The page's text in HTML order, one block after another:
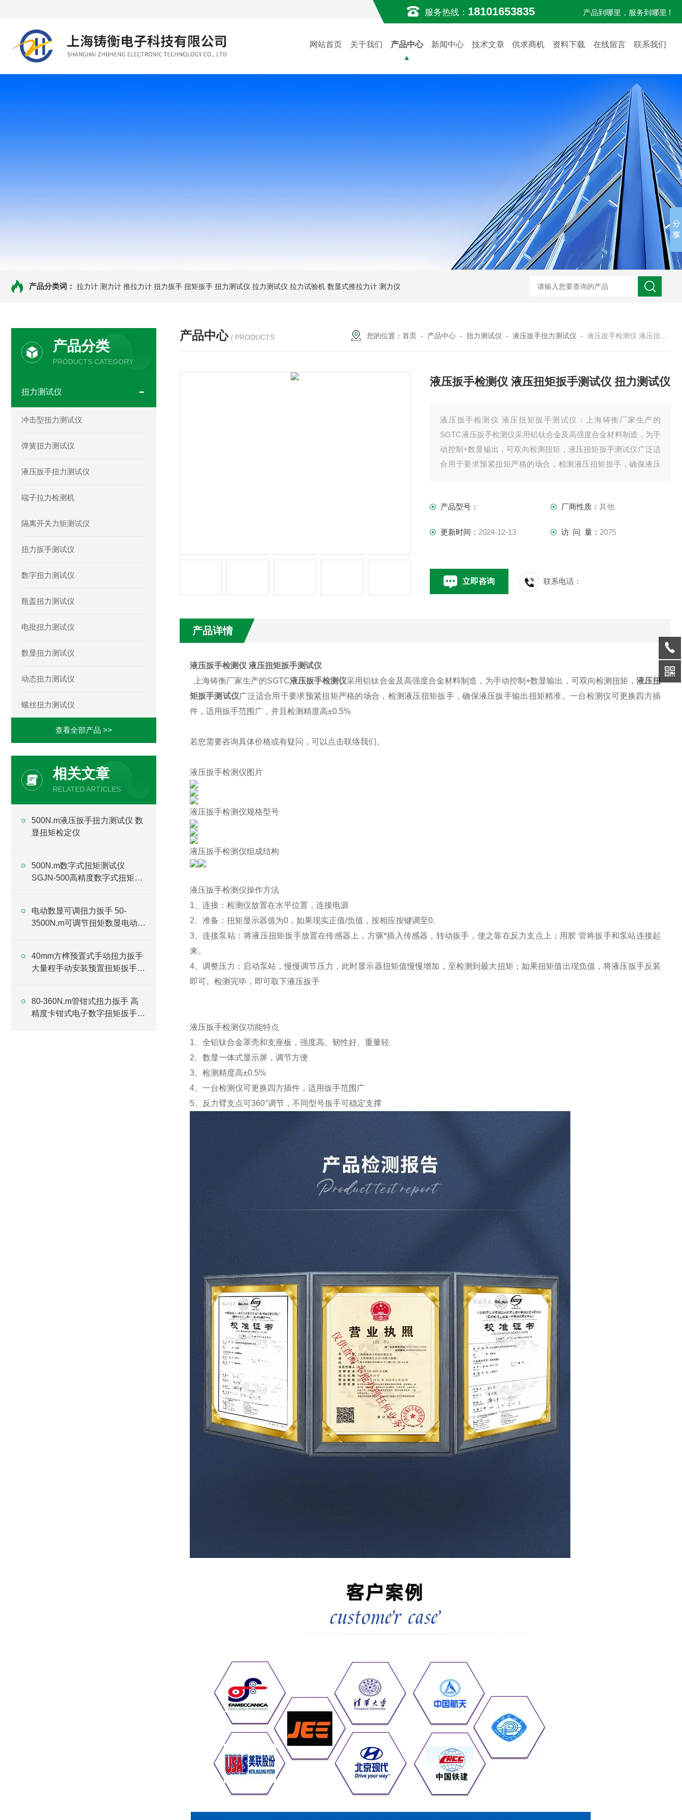
服务热线： 18101653835 产品到哪里，服务到哪里 !
网站首页 关于我们 产品中心 新闻中心 技术文章 供求商机 资料下载 在线留言 联系我们
产品分类词： 拉力计 测力计 推拉力计 扭力扳手 扭矩扳手 扭力测试仪 拉力测试仪 拉力试验机 数显式推拉力计 测力仪
产品分类
PRODUCTS CATEGORY
扭力测试仪
冲击型扭力测试仪
弹簧扭力测试仪
液压扳手扭力测试仪
端子拉力检测机
隔离开关力矩测试仪
扭力扳手测试仪
数字扭力测试仪
瓶盖扭力测试仪
电批扭力测试仪
数显扭力测试仪
动态扭力测试仪
螺丝扭力测试仪
查看全部产品 >>
相关文章
RELATED ARTICLES
500N.m液压扳手扭力测试仪 数
显扭矩检定仪
500N.m数字式扭矩测试仪
SGJN-500高精度数字式扭矩测
电动数显可调扭力扳手 50-
3500N.m可调节扭矩数显电动扭
40mm方榫预置式手动扭力扳手
大量程手动安装预置扭矩扳手价
80-360N.m管钳式扭力扳手 高
精度卡钳式电子数字扭矩扳手价
产品中心 / PRODUCTS 您的位置：首页 - 产品中心 -扭力测试仪 -液压扳手扭力测试仪 -液压扳手检测仪 液压扭矩扳手测试仪 扭力测试仪
液压扳手检测仪 液压扭矩扳手测试仪 扭力测试仪
液压扳手检测仪 液压扭矩扳手测试仪：上海铸衡厂家生产的
SGTC液压扳手检测仪采用铝钛合金及高强度合金材料制造，为手
动控制+数显输出，可双向检测扭矩，液压扭矩扳手测试仪广泛适
合用于要求预紧扭矩严格的场合，检测液压扭矩扳手，确保液压
产品型号：
厂商性质： 其他
更新时间： 2024-12-13 访 问 量： 2075
立即咨询 联系电话：
产品详情
液压扳手检测仪 液压扭矩扳手测试仪
上海铸衡厂家生产的SGTC液压扳手检测仪采用铝钛合金及高强度合金材料制造，为手动控制+数显输出，可双向检测扭矩， 液压扭
矩扳手测试仪广泛适合用于要求预紧扭矩严格的场合，检测液压扭矩扳手，确保液压扳手输出扭矩精准。一台检测仪可更换四方插
件，适用扳手范围广，并且检测精度高±0.5%
若您需要咨询具体价格或有疑问，可以点击联络我们。
液压扳手检测仪图片
液压扳手检测仪规格型号
液压扳手检测仪组成结构
液压扳手检测仪操作方法
1、连接：检测仪放置在水平位置，连接电源
2、准备：扭矩显示器值为0，如果现实正值/负值，按相应按键调至0.
3、连接泵站：将液压扭矩扳手放置在传感器上，方驱*插入传感器，转动扳手，使之靠在反力支点上；用胶 管将扳手和泵站连接起
来。
4、调整压力：启动泵站，慢慢调节压力，此时显示器扭矩值慢慢增加，至检测到最大扭矩；如果扭矩值出现负值，将液压扳手反装
即可。检测完毕，即可取下液压扳手
液压扳手检测仪功能特点
1、全铝钛合金罩壳和支座板，强度高、韧性好、重量轻
2、数显一体式显示屏，调节方便
3、检测精度高±0.5%
4、一台检测仪可更换四方插件，适用扳手范围广
5、反力臂支点可360°调节，不同型号扳手可稳定支撑